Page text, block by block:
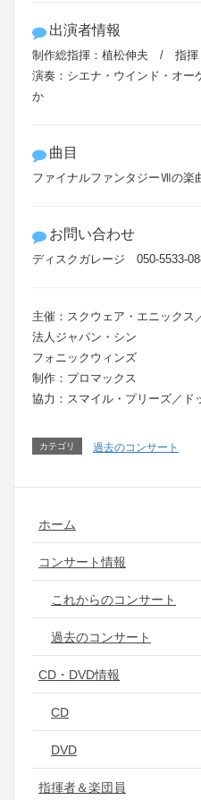
出演者情報
制作総指揮：植松伸夫 / 指揮
演奏：シエナ・ウインド・オ
か
曲目
ファイナルファンタジーⅦの楽
お問い合わせ
ディスクガレージ 050-5533-
主催：スクウェア・エニックス
法人ジャパン・シン
フォニックウィンズ
制作：プロマックス
協力：スマイル・プリーズ／ド
カテゴリ 過去のコンサート
ホーム
コンサート情報
これからのコンサート
過去のコンサート
CD・DVD情報
CD
DVD
指揮者＆楽団員